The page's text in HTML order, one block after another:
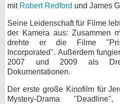
mit Robert Redford und James
Seine Leidenschaft für Filme
der Kamera aus: Zusammen
drehte er die Filme
Incorporated". Außerdem
2007 und 2009 als
Dokumentationen.
Der erste große Kinofilm für
Mystery-Drama
bei X